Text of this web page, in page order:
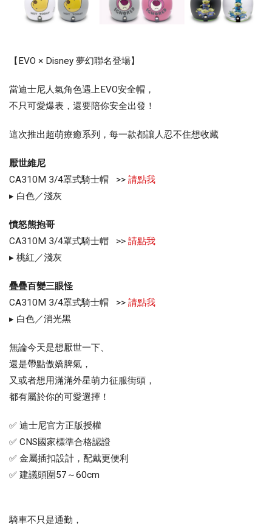
【EVO × Disney 夢幻聯名登場】
當迪士尼人氣角色遇上EVO安全帽，
不只可愛爆表，還要陪你安全出發！
這次推出超萌療癒系列，每一款都讓人忍不住想收藏
厭世維尼
CA310M 3/4罩式騎士帽 >> 請點我
▸ 白色／淺灰
憤怒熊抱哥
CA310M 3/4罩式騎士帽 >> 請點我
▸ 桃紅／淺灰
疊疊百變三眼怪
CA310M 3/4罩式騎士帽 >> 請點我
▸ 白色／消光黑
無論今天是想厭世一下、
還是帶點傲嬌脾氣，
又或者想用滿滿外星萌力征服街頭，
都有屬於你的可愛選擇！
✅ 迪士尼官方正版授權
✅ CNS國家標準合格認證
✅ 金屬插扣設計，配戴更便利
✅ 建議頭圍57～60cm
騎車不只是通勤，